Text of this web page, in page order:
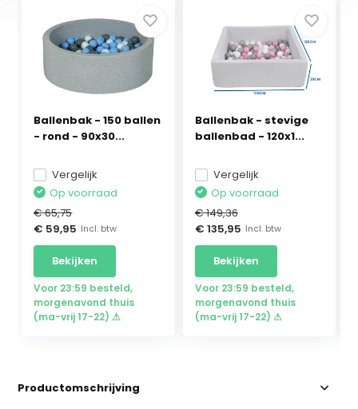
Ballenbak - 150 ballen
- rond - 90x30...
Vergelijk
Op voorraad
€ 65,75
€ 59,95 Incl. btw
Bekijken
Voor 23:59 besteld,
morgenavond thuis
(ma-vrij 17-22) ⚠
Ballenbak - stevige
ballenbad - 120x1...
Vergelijk
Op voorraad
€ 149,36
€ 135,95 Incl. btw
Bekijken
Voor 23:59 besteld,
morgenavond thuis
(ma-vrij 17-22) ⚠
Productomschrijving